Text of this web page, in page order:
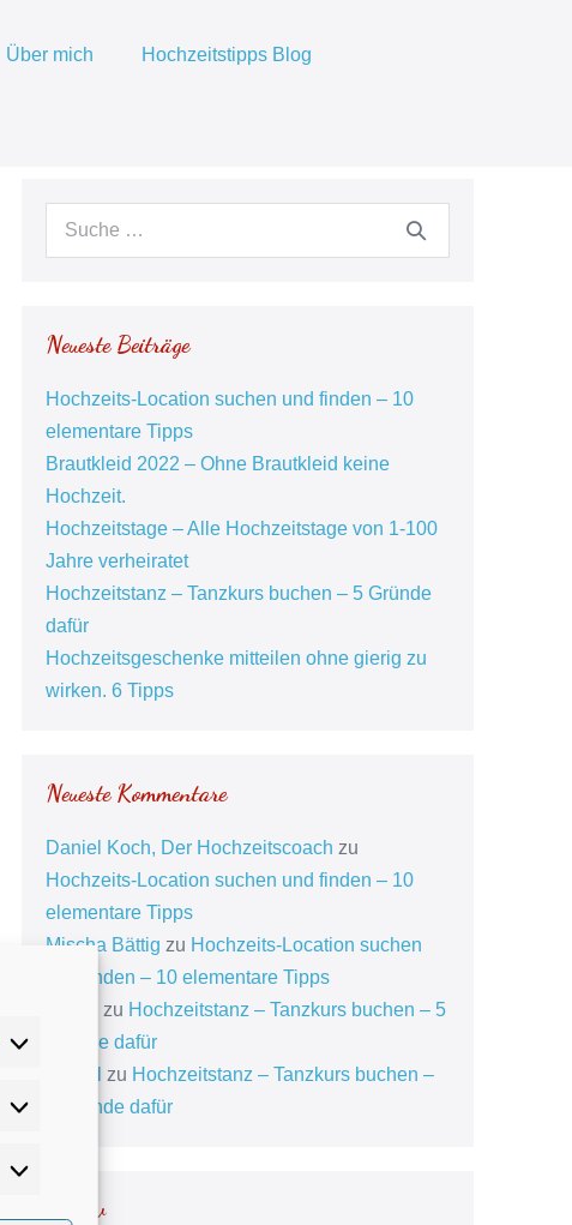
Statistiken
Marketing
Über mich Hochzeitstipps Blog
Suche
Neueste Beiträge
Hochzeits-Location suchen und finden – 10
elementare Tipps
Brautkleid 2022 – Ohne Brautkleid keine
Hochzeit.
Hochzeitstage – Alle Hochzeitstage von 1-100
Jahre verheiratet
Hochzeitstanz – Tanzkurs buchen – 5 Gründe
dafür
Hochzeitsgeschenke mitteilen ohne gierig zu
wirken. 6 Tipps
Neueste Kommentare
Daniel Koch, Der Hochzeitscoach zu
Hochzeits-Location suchen und finden – 10
elementare Tipps
Mischa Bättig zu Hochzeits-Location suchen
und finden – 10 elementare Tipps
zu Hochzeitstanz – Tanzkurs buchen – 5
Gründe dafür
zu Hochzeitstanz – Tanzkurs buchen –
5 Gründe dafür
Archiv